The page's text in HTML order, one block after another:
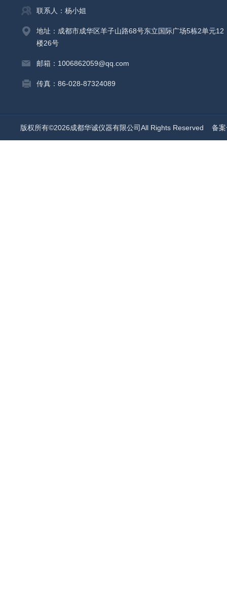
联系人：杨小姐
地址：成都市成华区羊子山路68号东立国际广场5栋2单元12
楼26号
邮箱：1006862059@qq.com
传真：86-028-87324089
版权所有©2026成都华诚仪器有限公司All Rights Reserved 备